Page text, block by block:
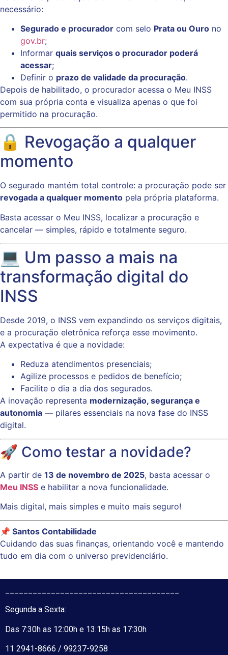
necessário:
Segurado e procurador com selo Prata ou Ouro no
gov.br;
Informar quais serviços o procurador poderá
acessar;
Definir o prazo de validade da procuração.
Depois de habilitado, o procurador acessa o Meu INSS
com sua própria conta e visualiza apenas o que foi
permitido na procuração.
🔒 Revogação a qualquer
momento
O segurado mantém total controle: a procuração pode ser
revogada a qualquer momento pela própria plataforma.
Basta acessar o Meu INSS, localizar a procuração e
cancelar — simples, rápido e totalmente seguro.
💻 Um passo a mais na
transformação digital do
INSS
Desde 2019, o INSS vem expandindo os serviços digitais,
e a procuração eletrônica reforça esse movimento.
A expectativa é que a novidade:
Reduza atendimentos presenciais;
Agilize processos e pedidos de benefício;
Facilite o dia a dia dos segurados.
A inovação representa modernização, segurança e
autonomia — pilares essenciais na nova fase do INSS
digital.
🚀 Como testar a novidade?
A partir de 13 de novembro de 2025, basta acessar o
Meu INSS e habilitar a nova funcionalidade.
Mais digital, mais simples e muito mais seguro!
📌 Santos Contabilidade
Cuidando das suas finanças, orientando você e mantendo
tudo em dia com o universo previdenciário.
Segunda a Sexta:
Das 7:30h as 12:00h e 13:15h as 17:30h
11 2941-8666 / 99237-9258